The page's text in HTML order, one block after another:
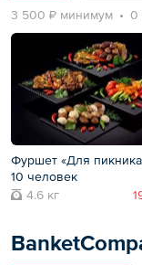
3 500 ₽ минимум 0
Фуршет «Для
10 человек
4.6 кг